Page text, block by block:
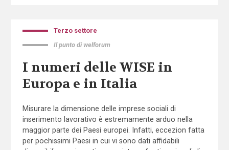
Terzo settore
Il punto di welforum
I numeri delle WISE in
Europa e in Italia
Misurare la dimensione delle imprese sociali di
inserimento lavorativo è estremamente arduo nella
maggior parte dei Paesi europei. Infatti, eccezion fatta
per pochissimi Paesi in cui vi sono dati affidabili